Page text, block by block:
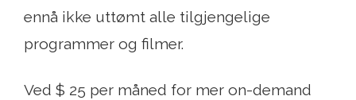
ennå ikke uttømt alle tilgjengelige
programmer og filmer.
Ved $ 25 per måned for mer on-demand